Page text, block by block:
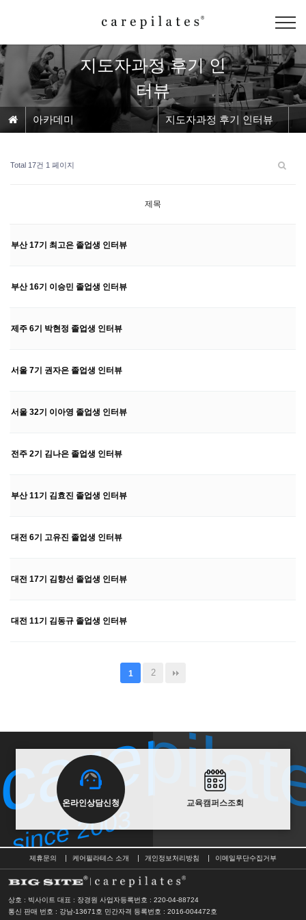
지도자과정 후기 인
터뷰
아카데미 지도자과정 후기 인터뷰
Total 17건 1 페이지
제목
부산 17기 최고은 졸업생 인터뷰
부산 16기 이승민 졸업생 인터뷰
제주 6기 박현정 졸업생 인터뷰
서울 7기 권자은 졸업생 인터뷰
서울 32기 이아영 졸업생 인터뷰
전주 2기 김나은 졸업생 인터뷰
부산 11기 김효진 졸업생 인터뷰
대전 6기 고유진 졸업생 인터뷰
대전 17기 김향선 졸업생 인터뷰
대전 11기 김동규 졸업생 인터뷰
1 2
온라인상담신청 교육캠퍼스조회
since 2003
since 2003
제휴문의 케어필라테스 소개 개인정보처리방침 이메일무단수집거부
상호 : 빅사이트 대표 : 장경원 사업자등록번호 : 220-04-88724
통신 판매 번호 : 강남-13671호 민간자격 등록번호 : 2016-004472호